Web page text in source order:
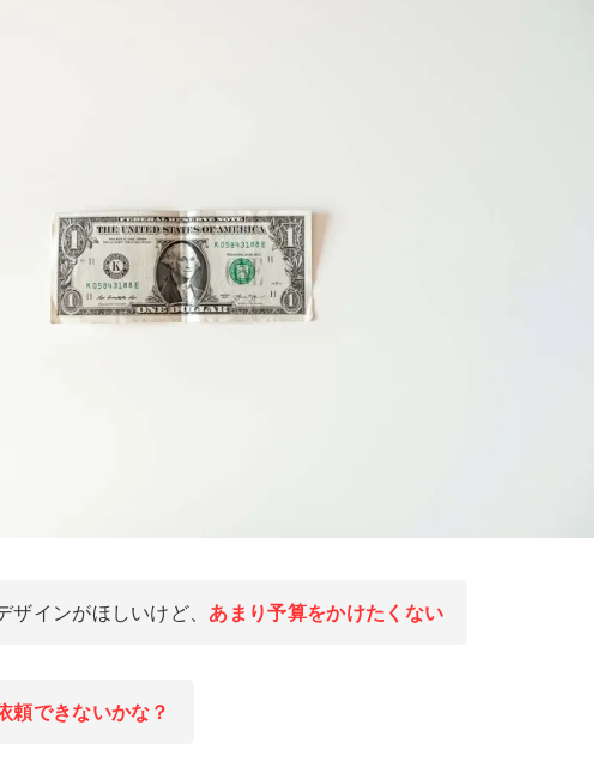
ザインがほしいけど、 あまり予算をかけたくない
頼できないかな？